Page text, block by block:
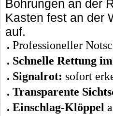
Bohrungen an der
Kasten fest an der
auf.
Professioneller
Schnelle Rettung
Signalrot: sofort
Transparente
Einschlag-Klöppel